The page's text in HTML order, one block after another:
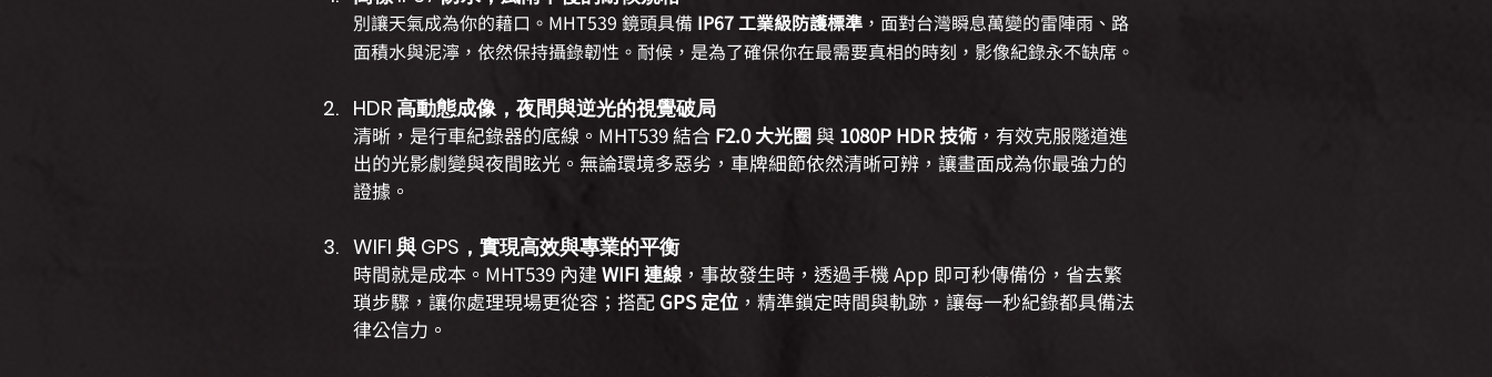
別讓天氣成為你的藉口。MHT539 鏡頭具備 IP67 工業級防護標準 ，面對台灣瞬息萬變的雷陣雨、路
面積水與泥濘，依然保持攝錄韌性。耐候，是為了確保你在最需要真相的時刻，影像紀錄永不缺席。
HDR 高動態成像，夜間與逆光的視覺破局
清晰，是行車紀錄器的底線。MHT539 結合 F2.0 大光圈 與 1080P HDR 技術 ，有效克服隧道進
出的光影劇變與夜間眩光。無論環境多惡劣，車牌細節依然清晰可辨，讓畫面成為你最強力的
證據。
WIFI 與 GPS，實現高效與專業的平衡
時間就是成本。MHT539 內建 WIFI 連線 ，事故發生時，透過手機 App 即可秒傳備份，省去繁
瑣步驟，讓你處理現場更從容；搭配 GPS 定位 ，精準鎖定時間與軌跡，讓每一秒紀錄都具備法
律公信力。